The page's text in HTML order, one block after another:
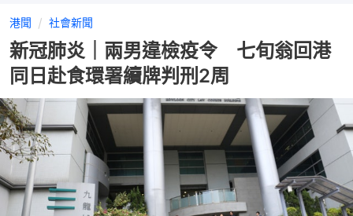
港聞 社會新聞
新冠肺炎｜兩男違檢疫令 七旬翁回港
同日赴食環署續牌判刑2周